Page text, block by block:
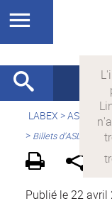
LABEX >ASLAN >
> Billets d'ASLAN
Publié le 22 avril